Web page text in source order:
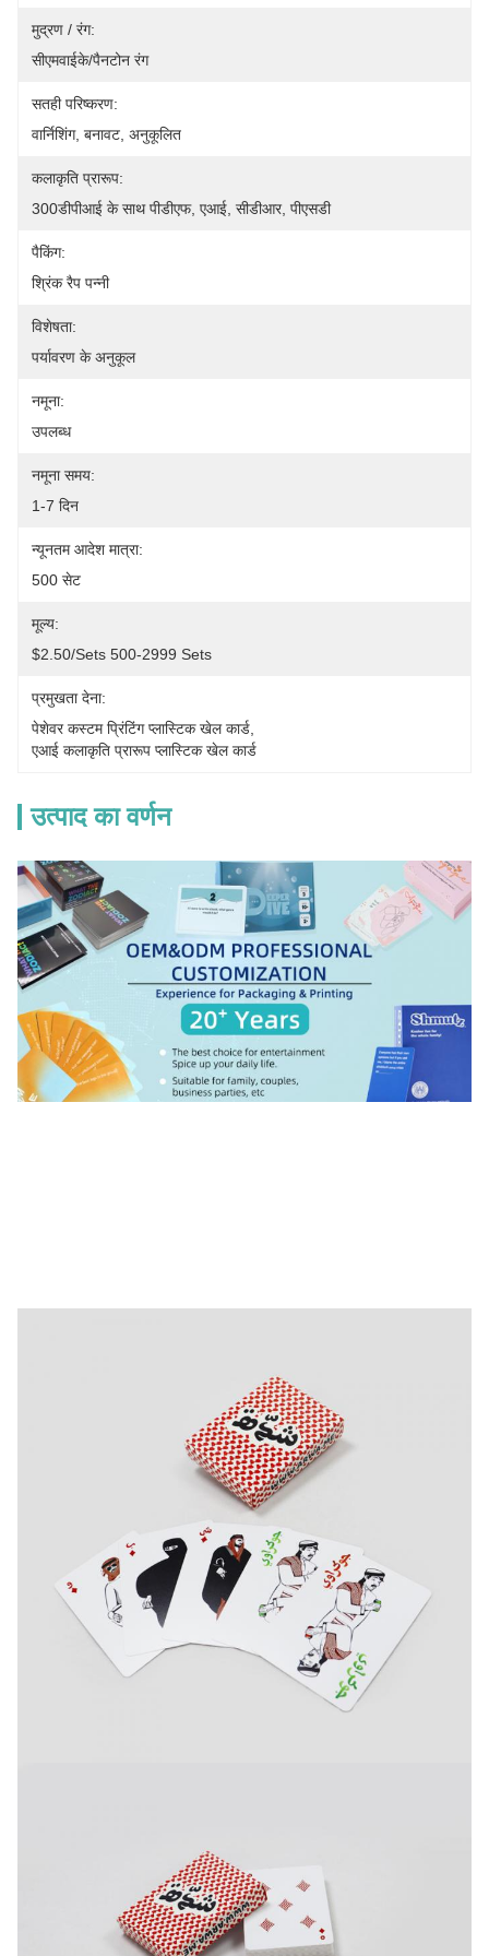
मुद्रण / रंग:
सीएमवाईके/पैनटोन रंग
सतही परिष्करण:
वार्निशिंग, बनावट, अनुकूलित
कलाकृति प्रारूप:
300डीपीआई के साथ पीडीएफ, एआई, सीडीआर, पीएसडी
पैकिंग:
श्रिंक रैप पन्नी
विशेषता:
पर्यावरण के अनुकूल
नमूना:
उपलब्ध
नमूना समय:
1-7 दिन
न्यूनतम आदेश मात्रा:
500 सेट
मूल्य:
$2.50/sets 500-2999 Sets
प्रमुखता देना:
पेशेवर कस्टम प्रिंटिंग प्लास्टिक खेल कार्ड
एआई कलाकृति प्रारूप प्लास्टिक खेल कार्ड
उत्पाद का वर्णन